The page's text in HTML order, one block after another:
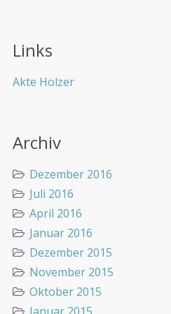
Links
Akte Holzer
Archiv
Dezember 2016
Juli 2016
April 2016
Januar 2016
Dezember 2015
November 2015
Oktober 2015